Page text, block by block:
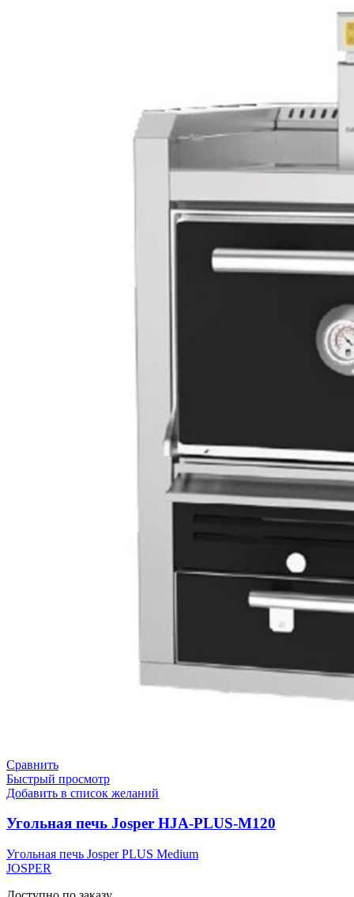
Сравнить
Быстрый просмотр
Добавить в список желаний
Угольная печь Josper HJA-PLUS-M120
Угольная печь Josper PLUS Medium
JOSPER